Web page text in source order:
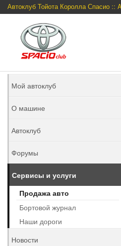
Автоклуб Тойота Королла Спасио ::
Мой автоклуб
О машине
Автоклуб
Форумы
Сервисы и услуги
Продажа авто
Бортовой журнал
Наши дороги
Новости